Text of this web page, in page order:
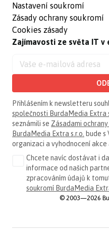
Nastavení soukromí
Zásady ochrany soukromí
Cookies zásady
Zajímavosti ze světa IT v
Přihlášením k newsletteru
společnosti BurdaMedia Extra
seznámili se Zásadami
BurdaMedia Extra s.r.o. bude s
organizaci a vyhodnocení akce
Chcete navíc dostávat i
informace od našich
zpracováním údajů k
soukromí BurdaMedia
© 2003—2026